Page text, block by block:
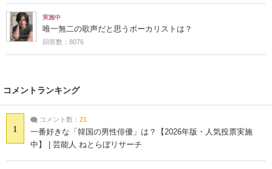
実施中
唯一無二の歌声だと思うボーカリストは？
回答数：8076
コメントランキング
1
コメント数： 21
一番好きな「韓国の男性俳優」は？【2026年版・人気投票実施
中】 | 芸能人 ねとらぼリサーチ